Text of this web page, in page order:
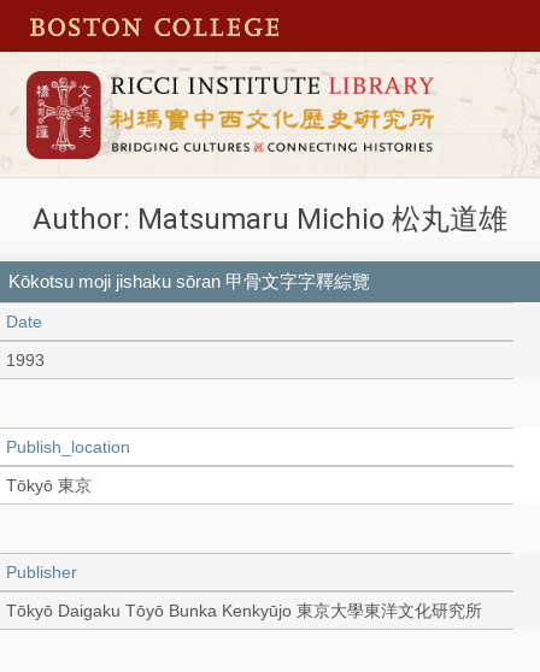
Author: Matsumaru Michio 松丸道雄
Kōkotsu moji jishaku sōran 甲骨文字字釋綜覽
Date
1993
Publish_location
Tōkyō 東京
Publisher
Tōkyō Daigaku Tōyō Bunka Kenkyūjo 東京大學東洋文化研究所